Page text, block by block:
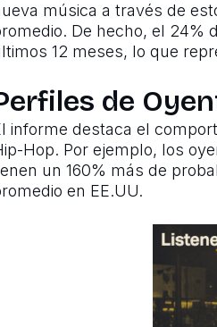
música a través de
De hecho, el 24%
12 meses, lo que
de
informe destaca el
Hop. Por ejemplo, los
un 160% más de
en EE.UU.